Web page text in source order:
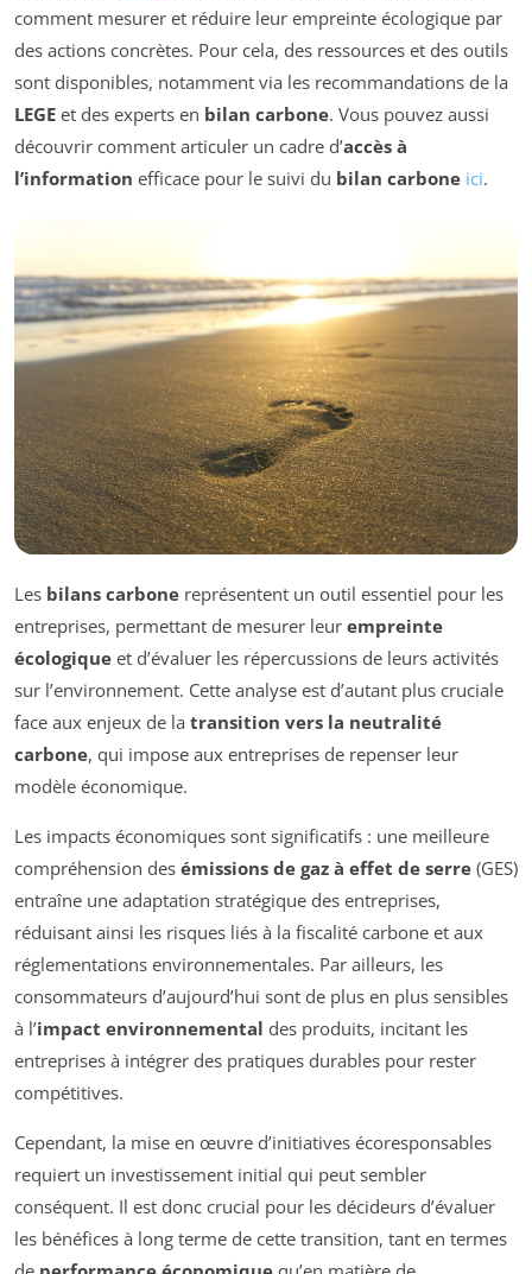
comment mesurer et réduire leur empreinte écologique par
des actions concrètes. Pour cela, des ressources et des outils
sont disponibles, notamment via les recommandations de la
LEGE et des experts en bilan carbone. Vous pouvez aussi
découvrir comment articuler un cadre d’accès à
l’information efficace pour le suivi du bilan carbone ici.
Les bilans carbone représentent un outil essentiel pour les
entreprises, permettant de mesurer leur empreinte
écologique et d’évaluer les répercussions de leurs activités
sur l’environnement. Cette analyse est d’autant plus cruciale
face aux enjeux de la transition vers la neutralité
carbone, qui impose aux entreprises de repenser leur
modèle économique.
Les impacts économiques sont significatifs : une meilleure
compréhension des émissions de gaz à effet de serre (GES)
entraîne une adaptation stratégique des entreprises,
réduisant ainsi les risques liés à la fiscalité carbone et aux
réglementations environnementales. Par ailleurs, les
consommateurs d’aujourd’hui sont de plus en plus sensibles
à l’impact environnemental des produits, incitant les
entreprises à intégrer des pratiques durables pour rester
compétitives.
Cependant, la mise en œuvre d’initiatives écoresponsables
requiert un investissement initial qui peut sembler
conséquent. Il est donc crucial pour les décideurs d’évaluer
les bénéfices à long terme de cette transition, tant en termes